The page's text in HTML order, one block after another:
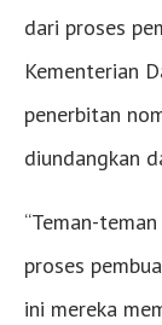
dari proses
Kementerian
penerbitan
diundangkan
“Teman-
proses
ini mereka